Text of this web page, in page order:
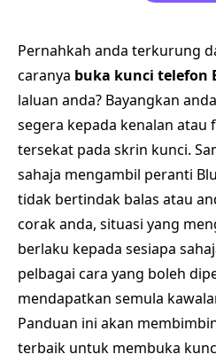
Pernahkah anda terkurung
caranya buka kunci telefon
laluan anda? Bayangkan
segera kepada kenalan atau
tersekat pada skrin kunci.
sahaja mengambil peranti
tidak bertindak balas atau
corak anda, situasi yang
berlaku kepada sesiapa
pelbagai cara yang boleh
mendapatkan semula
Panduan ini akan
terbaik untuk membuka